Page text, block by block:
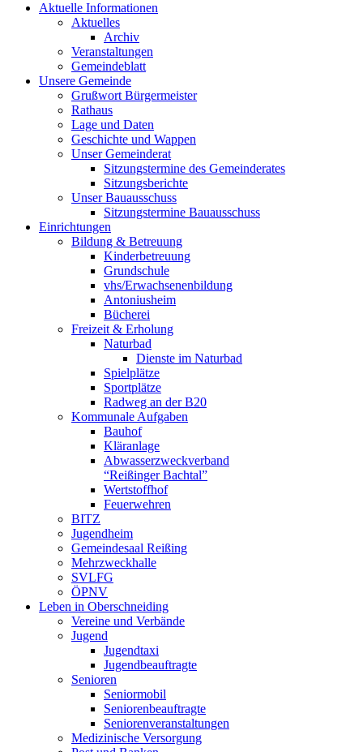
Aktuelle Informationen
Aktuelles
Archiv
Veranstaltungen
Gemeindeblatt
Unsere Gemeinde
Grußwort Bürgermeister
Rathaus
Lage und Daten
Geschichte und Wappen
Unser Gemeinderat
Sitzungstermine des Gemeinderates
Sitzungsberichte
Unser Bauausschuss
Sitzungstermine Bauausschuss
Einrichtungen
Bildung & Betreuung
Kinderbetreuung
Grundschule
vhs/Erwachsenenbildung
Antoniusheim
Bücherei
Freizeit & Erholung
Naturbad
Dienste im Naturbad
Spielplätze
Sportplätze
Radweg an der B20
Kommunale Aufgaben
Bauhof
Kläranlage
Abwasserzweckverband
“Reißinger Bachtal”
Wertstoffhof
Feuerwehren
BITZ
Jugendheim
Gemeindesaal Reißing
Mehrzweckhalle
SVLFG
ÖPNV
Leben in Oberschneiding
Vereine und Verbände
Jugend
Jugendtaxi
Jugendbeauftragte
Senioren
Seniormobil
Seniorenbeauftragte
Seniorenveranstaltungen
Medizinische Versorgung